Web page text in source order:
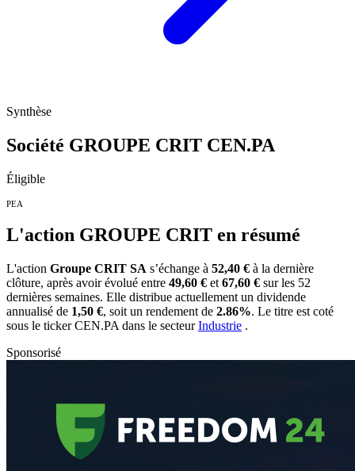
Synthèse
Société GROUPE CRIT CEN.PA
Éligible
PEA
L'action GROUPE CRIT en résumé
L'action Groupe CRIT SA s’échange à 52,40 € à la dernière
clôture, après avoir évolué entre 49,60 € et 67,60 € sur les 52
dernières semaines. Elle distribue actuellement un dividende
annualisé de 1,50 €, soit un rendement de 2.86%. Le titre est coté
sous le tickerCEN.PA dans le secteurIndustrie .
Sponsorisé